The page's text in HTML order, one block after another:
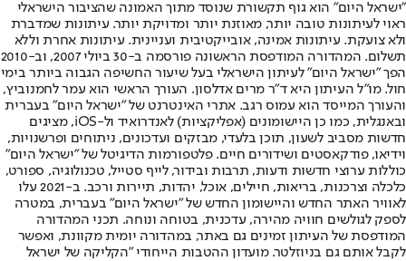
"ישראל היום" הוא גוף תקשורת שנוסד מתוך האמונה שהציבור הישראלי
ראוי לעיתונות טובה יותר, מאוזנת יותר ומדויקת יותר. עיתונות שמדברת
ולא צועקת. עיתונות אמינה, אובייקטיבית ועניינית. עיתונות אחרת וללא
תשלום. המהדורה המודפסת הראשונה פורסמה ב-30 ביולי 2007, וב-2010
הפך "ישראל היום" לעיתון הישראלי בעל שיעור החשיפה הגבוה ביותר בימי
חול. מו"ל העיתון היא ד"ר מרים אדלסון. העורך הראשי הוא עמר לחמנוביץ,
והעורך המייסד הוא עמוס רגב. אתרי האינטרנט של "ישראל היום" בעברית
ובאנגלית, כמו כן היישומונים (אפליקציות) לאנדרואיד ול-iOS, מציגים
חדשות מסביב לשעון, תוכן בלעדי, מבזקים ועדכונים, ניתוחים ופרשנויות,
וידיאו, פודקאסטים ושידורים חיים. פלטפורמות הדיגיטל של "ישראל היום"
כוללות ערוצי חדשות ודעות, תרבות ובידור, לייף סטייל, טכנולוגיה, ספורט,
כלכלה וצרכנות, בריאות, חיילים, אוכל, יהדות, תיירות ורכב. ב-2021 עלו
לאוויר האתר החדש והיישומון החדש של "ישראל היום" בעברית, במטרה
לספק לגולשים חוויה מהירה, עדכנית, בטוחה ונוחה. תכני המהדורה
המודפסת של העיתון זמינים גם באתר, במהדורה יומית מקוונת, ואפשר
לקבל אותם גם בניוזלטר. מועדון ההטבות הייחודי "הקליקה של ישראל